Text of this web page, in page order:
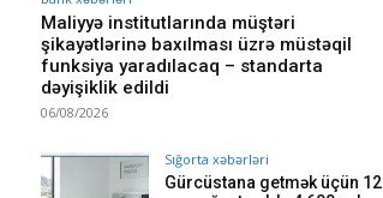
Maliyyə institutlarında müştəri
şikayətlərinə baxılması üzrə müstəqil
funksiya yaradılacaq – standarta
dəyişiklik edildi
06/08/2026
Sığorta xəbərləri
Gürcüstana getmək üçün 12